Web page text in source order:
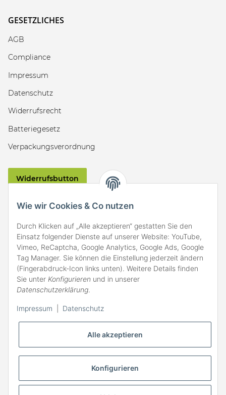
Alle akzeptieren
Konfigurieren
Wie wir Cookies & Co nutzen
Durch Klicken auf „Alle akzeptieren“ gestatten Sie den
Einsatz folgender Dienste auf unserer Website: YouTube,
Vimeo, ReCaptcha, Google Analytics, Google Ads, Google
Tag Manager. Sie können die Einstellung jederzeit ändern
(Fingerabdruck-Icon links unten). Weitere Details finden
Sie unter Konfigurieren und in unserer
Datenschutzerklärung.
Impressum Datenschutz
GESETZLICHES
AGB
Compliance
Impressum
Datenschutz
Widerrufsrecht
Batteriegesetz
Verpackungsverordnung
Widerrufsbutton
ZAHLARTEN